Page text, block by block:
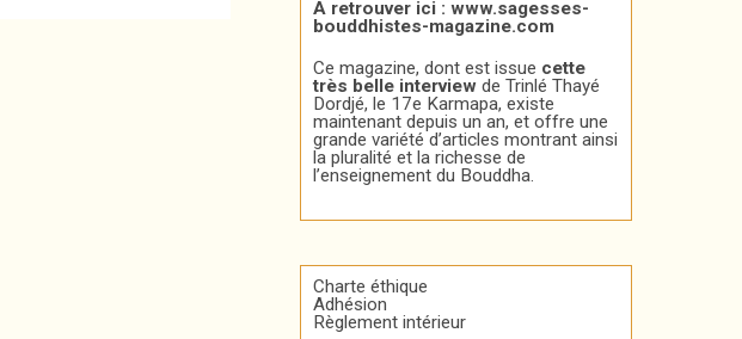
A retrouver ici : www.sagesses-
bouddhistes-magazine.com
Ce magazine, dont est issue cette
très belle interviewde Trinlé Thayé
Dordjé, le 17e Karmapa, existe
maintenant depuis un an, et offre une
grande variété d’articles montrant ainsi
la pluralité et la richesse de
l’enseignement du Bouddha.
Charte éthique
Adhésion
Règlement intérieur